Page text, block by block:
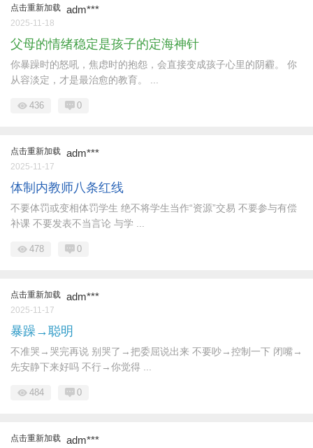
点击重新加载 adm***
2025-11-18
父母的情绪稳定是孩子的定海神针
你暴躁时的怒吼，焦虑时的抱怨，会直接变成孩子心里的阴霾。 你
从容淡定，才是最治愈的教育。 ...
436 0
点击重新加载 adm***
2025-11-17
体制内教师八条红线
不要体罚或变相体罚学生 绝不将学生当作“资源”交易 不要参与有偿
补课 不要发表不当言论 与学 ...
478 0
点击重新加载 adm***
2025-11-17
暴躁→聪明
不准哭→哭完再说 别哭了→把委屈说出来 不要吵→控制一下 闭嘴→
先安静下来好吗 不行→你觉得 ...
484 0
点击重新加载 adm***